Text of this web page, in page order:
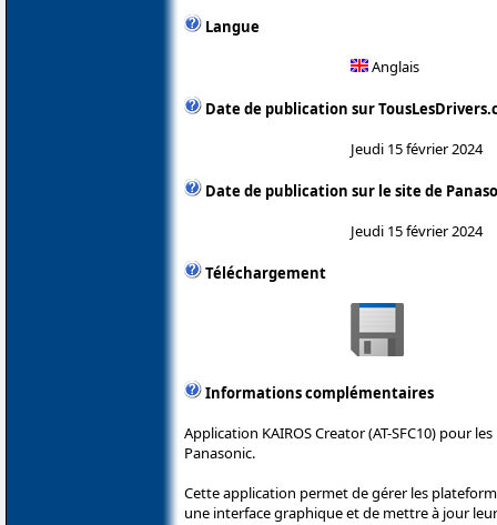
Langue
Anglais
Date de publication sur
Jeudi 15 février 2024
Date de publication sur le site de
Jeudi 15 février 2024
Téléchargement
Informations complémentaires
Application KAIROS Creator (AT-SFC10) pour
Panasonic.
Cette application permet de gérer les
une interface graphique et de mettre à jour